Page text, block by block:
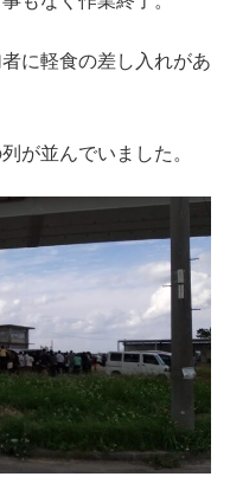
に軽食の差し入れがあ
が並んでいました。